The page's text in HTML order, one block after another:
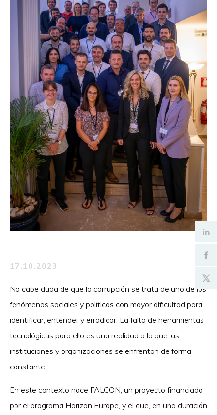
17.10.2023
No cabe duda de que la corrupción se trata de uno de los
fenómenos sociales y políticos con mayor dificultad para
identificar, entender y erradicar. La falta de herramientas
tecnológicas para ello es una realidad a la que las
instituciones y organizaciones se enfrentan de forma
constante.
En este contexto nace FALCON, un proyecto financiado
por el programa Horizon Europe, y el que, en una duración